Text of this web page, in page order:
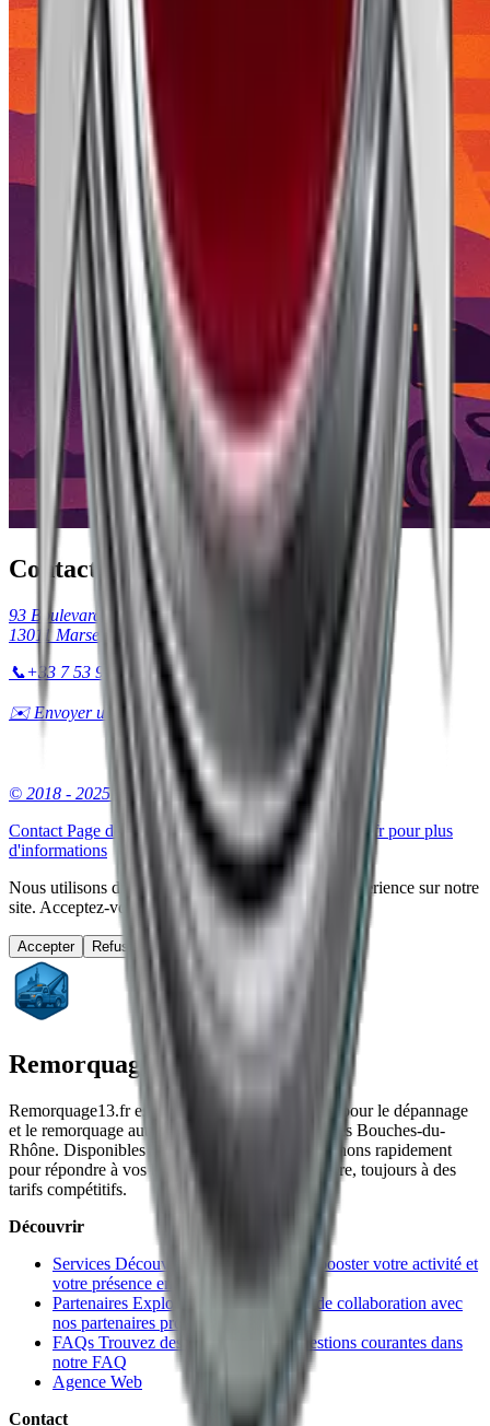
Contactez-nous
93 Boulevard de la Barasse
13011 Marseille
📞+33 7 53 90 38 69
✉️ Envoyer un email
© 2018 - 2025 Deagle.dev
Contact Page de contact - Contactez Remorquage13.fr pour plus
d'informations
Nous utilisons des cookies pour améliorer votre expérience sur notre
site. Acceptez-vous ?
Accepter Refuser
Remorquage 13
Remorquage13.fr est votre service de confiance pour le dépannage
et le remorquage auto/moto à Marseille et dans les Bouches-du-
Rhône. Disponibles 24h/24 et 7j/7, nous intervenons rapidement
pour répondre à vos besoins en assistance routière, toujours à des
tarifs compétitifs.
Découvrir
Services Découvrez nos services pour booster votre activité et
votre présence en ligne
Partenaires Explorez des opportunités de collaboration avec
nos partenaires professionnels
FAQs Trouvez des réponses à vos questions courantes dans
notre FAQ
Agence Web
Contact